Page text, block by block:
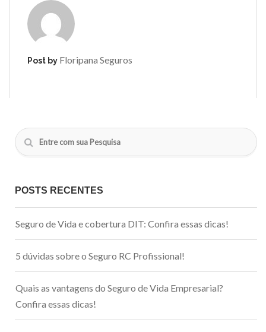
Post by Floripana Seguros
POSTS RECENTES
Seguro de Vida e cobertura DIT: Confira essas dicas!
5 dúvidas sobre o Seguro RC Profissional!
Quais as vantagens do Seguro de Vida Empresarial?
Confira essas dicas!